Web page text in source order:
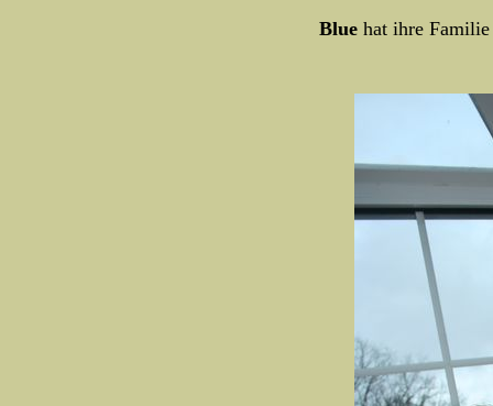
Blue hat ihre